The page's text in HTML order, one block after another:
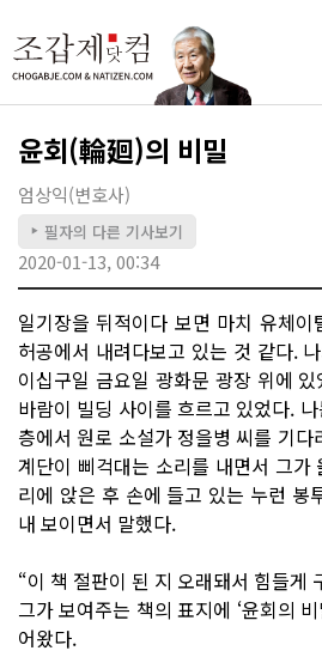
윤회(輪廻)의 비밀
엄상익(변호사)
▶ 필자의 다른 기사보기
2020-01-13, 00:34
일기장을 뒤적이다 보면 마치 유체
허공에서 내려다보고 있는 것 같다.
이십구일 금요일 광화문 광장 위에
바람이 빌딩 사이를 흐르고 있었다.
층에서 원로 소설가 정을병 씨를 기
계단이 삐걱대는 소리를 내면서 그가
리에 앉은 후 손에 들고 있는 누런 봉
내 보이면서 말했다.
“이 책 절판이 된 지 오래돼서 힘들게
그가 보여주는 책의 표지에 ‘윤회의
어왔다.